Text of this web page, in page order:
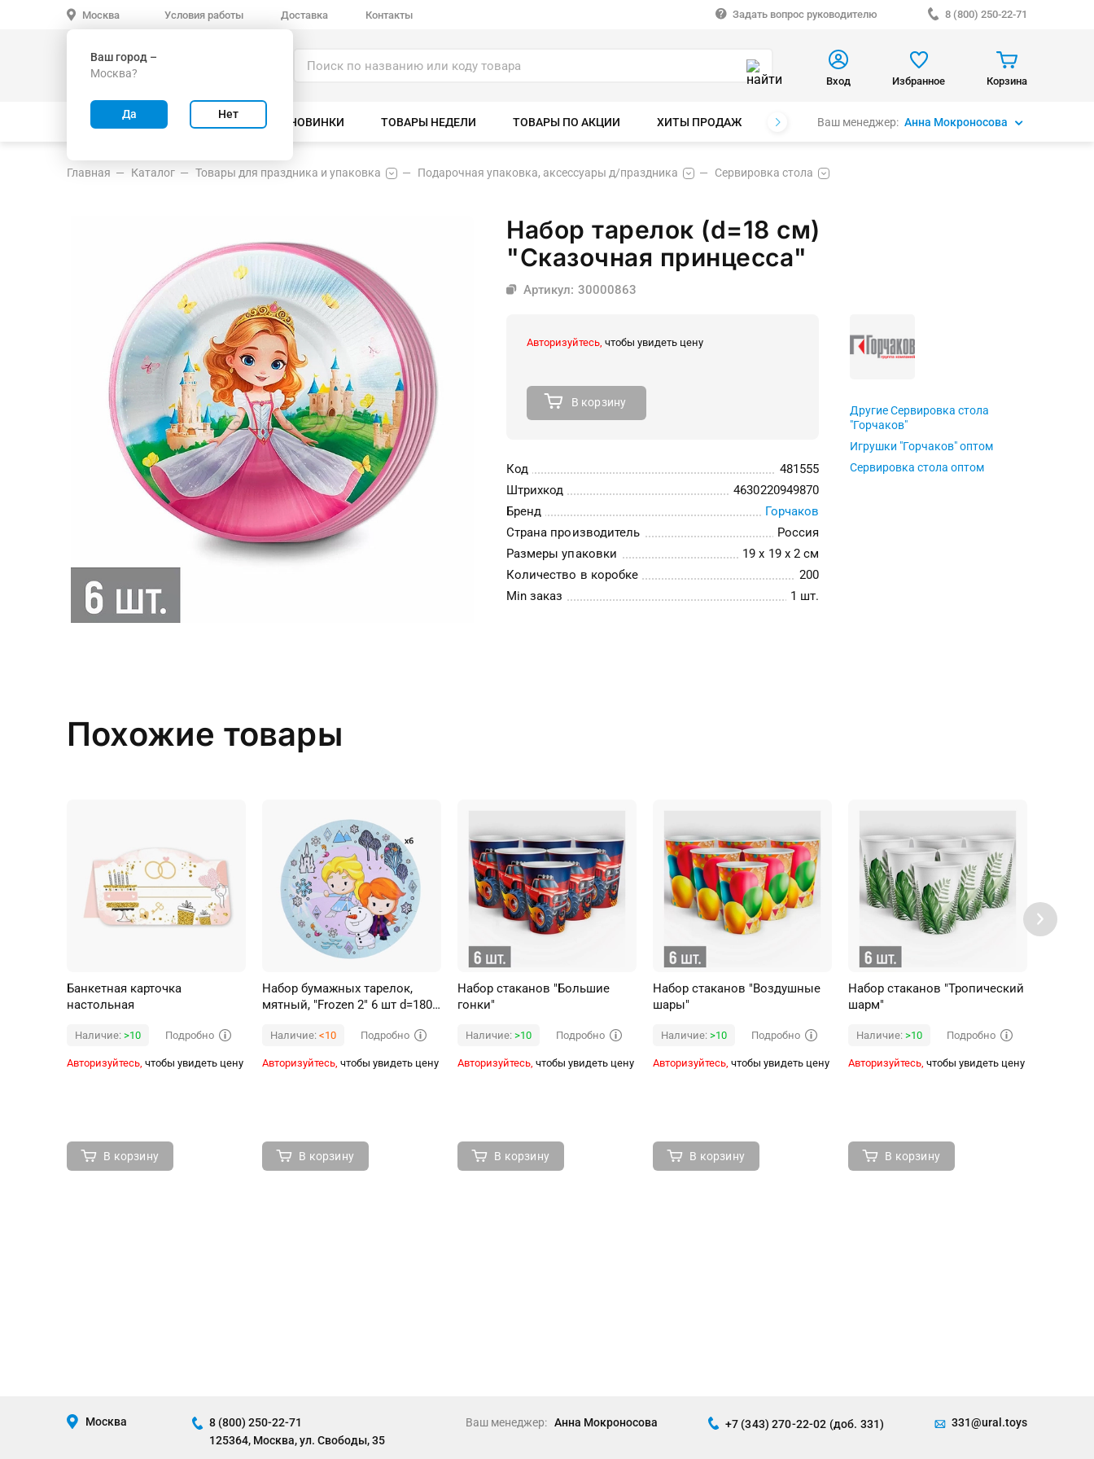
Москва
Ваш город –
Москва?
Да Нет
Условия работы Доставка Контакты Задать вопрос руководителю 8 (800) 250-22-71
Вход Избранное Корзина
ВСЕ ТОВАРЫ ВЕЛОСИПЕДЫ НОВИНКИ ТОВАРЫ НЕДЕЛИ ТОВАРЫ ПО АКЦИИ ХИТЫ ПРОДАЖ БРЕНДЫВаш менеджер: Анна Мокроносова
Главная Каталог Товары для праздника и упаковка Подарочная упаковка, аксессуары д/праздника Сервировка стола
Набор тарелок (d=18 см)
"Сказочная принцесса"
Артикул: 30000863
Авторизуйтесь, чтобы увидеть цену
В корзину
Код
481555
Штрихкод
4630220949870
Бренд
Горчаков
Страна производитель
Россия
Размеры упаковки
19 x 19 x 2 см
Количество в коробке
200
Min заказ
1 шт.
Другие Сервировка стола
"Горчаков"
Игрушки "Горчаков" оптом
Сервировка стола оптом
Похожие товары
Банкетная карточка
настольная
Наличие: >10 Подробно
Авторизуйтесь, чтобы увидеть цену
В корзину
Набор бумажных тарелок,
мятный, "Frozen 2" 6 шт d=180
Наличие: <10 Подробно
Авторизуйтесь, чтобы увидеть цену
В корзину
Набор стаканов "Большие
гонки"
Наличие: >10 Подробно
Авторизуйтесь, чтобы увидеть цену
В корзину
Набор стаканов "Воздушные
шары"
Наличие: >10 Подробно
Авторизуйтесь, чтобы увидеть цену
В корзину
Набор стаканов "Тропический
шарм"
Наличие: >10 Подробно
Авторизуйтесь, чтобы увидеть цену
В корзину
Москва
8 (800) 250-22-71
125364, Москва, ул. Свободы, 35
Ваш менеджер: Анна Мокроносова +7 (343) 270-22-02 (доб. 331) 331@ural.toys